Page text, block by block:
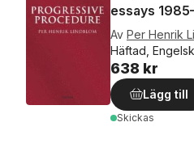
essays
Av Per Henrik
Häftad,
638 kr
Lägg till
Skickas